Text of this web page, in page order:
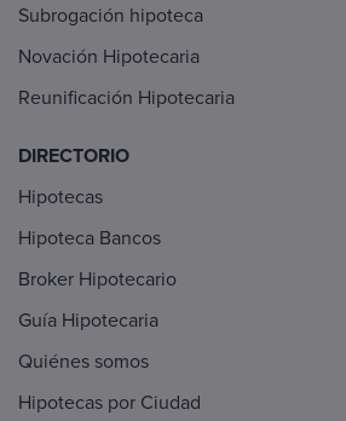
Subrogación hipoteca
Novación Hipotecaria
Reunificación Hipotecaria
DIRECTORIO
Hipotecas
Hipoteca Bancos
Broker Hipotecario
Guía Hipotecaria
Quiénes somos
Hipotecas por Ciudad